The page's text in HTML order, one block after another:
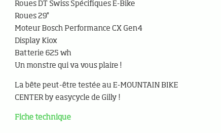
Roues DT Swiss Spécifiques E-Bike
Roues 29''
Moteur Bosch Performance CX Gen4
Display Kiox
Batterie 625 wh
Un monstre qui va vous plaire !
La bête peut-être testée au E-MOUNTAIN BIKE
CENTER by easycycle de Gilly !
Fiche technique